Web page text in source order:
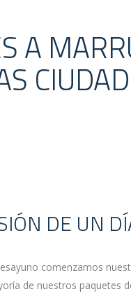
A
DE UN
comenzamos
de nuestros paquetes